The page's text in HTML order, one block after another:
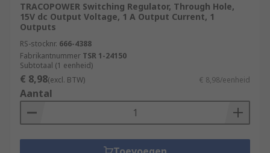
TRACOPOWER Switching Regulator, Through Hole,
15V dc Output Voltage, 1 A Output Current, 1
Outputs
RS-stocknr. 666-4388
Fabrikantnummer TSR 1-24150
Subtotaal (1 eenheid)
€ 8,98(excl. BTW) € 8,98/eenheid
Aantal